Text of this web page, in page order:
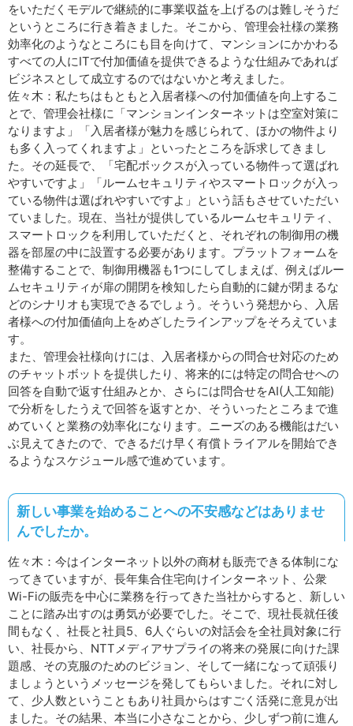
をいただくモデルで継続的に事業収益を上げるのは難しそうだ
というところに行き着きました。そこから、管理会社様の業務
効率化のようなところにも目を向けて、マンションにかかわる
すべての人にITで付加価値を提供できるような仕組みであれば
ビジネスとして成立するのではないかと考えました。
佐々木：私たちはもともと入居者様への付加価値を向上するこ
とで、管理会社様に「マンションインターネットは空室対策に
なりますよ」「入居者様が魅力を感じられて、ほかの物件より
も多く入ってくれますよ」といったところを訴求してきまし
た。その延長で、「宅配ボックスが入っている物件って選ばれ
やすいですよ」「ルームセキュリティやスマートロックが入っ
ている物件は選ばれやすいですよ」という話もさせていただい
ていました。現在、当社が提供しているルームセキュリティ、
スマートロックを利用していただくと、それぞれの制御用の機
器を部屋の中に設置する必要があります。プラットフォームを
整備することで、制御用機器も1つにしてしまえば、例えばルー
ムセキュリティが扉の開閉を検知したら自動的に鍵が閉まるな
どのシナリオも実現できるでしょう。そういう発想から、入居
者様への付加価値向上をめざしたラインアップをそろえていま
す。
また、管理会社様向けには、入居者様からの問合せ対応のため
のチャットボットを提供したり、将来的には特定の問合せへの
回答を自動で返す仕組みとか、さらには問合せをAI(人工知能)
で分析をしたうえで回答を返すとか、そういったところまで進
めていくと業務の効率化になります。ニーズのある機能はだい
ぶ見えてきたので、できるだけ早く有償トライアルを開始でき
るようなスケジュール感で進めています。
新しい事業を始めることへの不安感などはありませ
んでしたか。
佐々木：今はインターネット以外の商材も販売できる体制にな
ってきていますが、長年集合住宅向けインターネット、公衆
Wi-Fiの販売を中心に業務を行ってきた当社からすると、新しい
ことに踏み出すのは勇気が必要でした。そこで、現社長就任後
間もなく、社長と社員5、6人ぐらいの対話会を全社員対象に行
い、社長から、NTTメディアサプライの将来の発展に向けた課
題感、その克服のためのビジョン、そして一緒になって頑張り
ましょうというメッセージを発してもらいました。それに対し
て、少人数ということもあり社員からはすごく活発に意見が出
ました。その結果、本当に小さなことから、少しずつ前に進ん